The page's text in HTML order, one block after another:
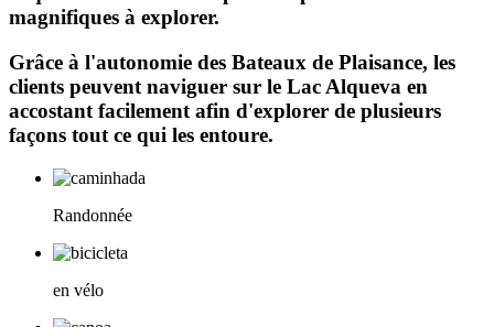
magnifiques à explorer.
Grâce à l'autonomie des Bateaux de Plaisance, les
clients peuvent naviguer sur le Lac Alqueva en
accostant facilement afin d'explorer de plusieurs
façons tout ce qui les entoure.
Randonnée
en vélo